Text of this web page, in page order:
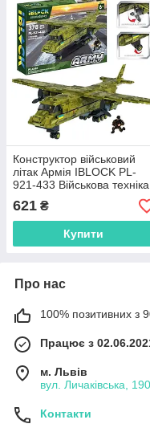
Конструктор військовий
літак Армія IBLOCK PL-
921-433 Військова техніка
378 деталей
621 ₴
Купити
Про нас
100% позитивних з
Працює з
м. Львів
вул. Личаківська,
Контакти